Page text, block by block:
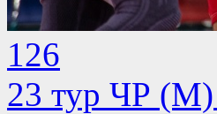
126
23 тур ЧР